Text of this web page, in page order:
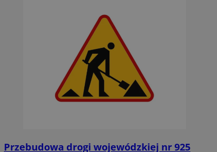
Przebudowa drogi wojewódzkiej nr 925